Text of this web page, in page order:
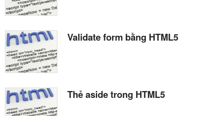
Validate form bằng HTML5
Thẻ aside trong HTML5